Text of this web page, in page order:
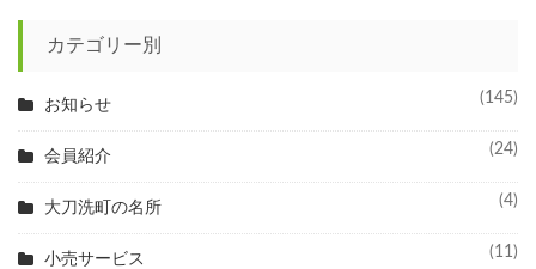
カテゴリー別
お知らせ (145)
会員紹介 (24)
大刀洗町の名所 (4)
小売サービス (11)